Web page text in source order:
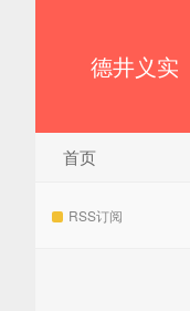
德井义实
首页
RSS订阅